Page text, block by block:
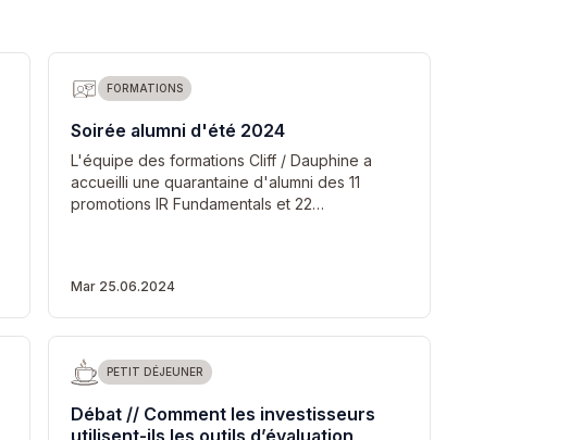
FORMATIONS
Soirée alumni d'été 2024
L'équipe des formations Cliff / Dauphine a
accueilli une quarantaine d'alumni des 11
promotions IR Fundamentals et 22…
Mar 25.06.2024
PETIT DÉJEUNER
Débat // Comment les investisseurs
utilisent-ils les outils d’évaluation